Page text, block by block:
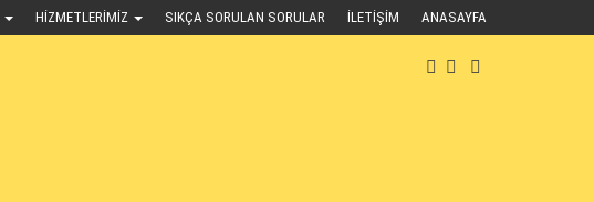
HIZMETLERIMIZ SIKÇA SORULAN SORULAR İLETIŞIM ANASAYFA